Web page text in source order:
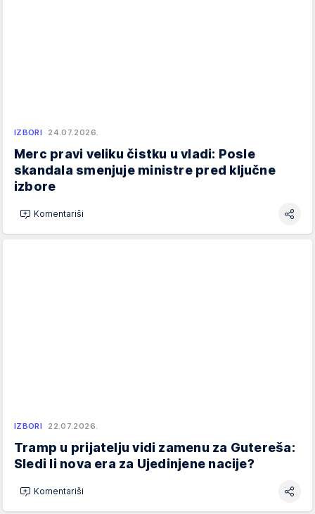
IZBORI 24.07.2026.
Merc pravi veliku čistku u vladi: Posle
skandala smenjuje ministre pred ključne
izbore
Komentariši
IZBORI 22.07.2026.
Tramp u prijatelju vidi zamenu za Gutereša:
Sledi li nova era za Ujedinjene nacije?
Komentariši